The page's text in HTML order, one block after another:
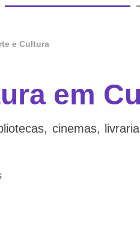
e Cultura
em
cinemas,